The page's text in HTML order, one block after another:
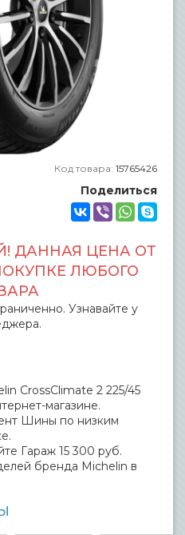
Код товара: 15765426
Поделиться
ДАННАЯ ЦЕНА ОТ
ЛЮБОГО
Узнавайте у
CrossClimate 2 225/45
магазине.
Шины по низким
Гараж 15 300 руб.
бренда Michelin в